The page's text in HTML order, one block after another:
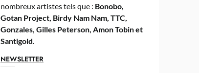
nombreux artistes tels que : Bonobo,
Gotan Project, Birdy Nam Nam, TTC,
Gonzales, Gilles Peterson, Amon Tobin et
Santigold.
NEWSLETTER